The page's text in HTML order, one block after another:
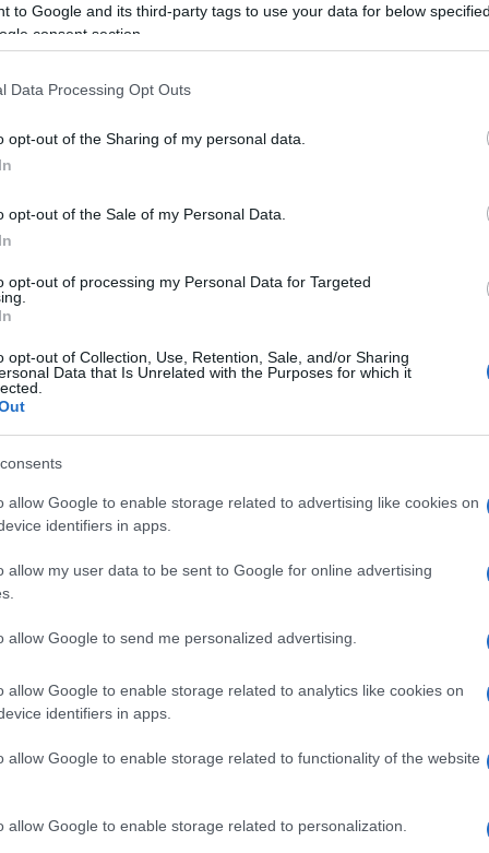
to Google and its third-party tags to use your data for below
consent section.
Data Processing Opt Outs
opt-out of the Sharing of my personal data.
opt-out of the Sale of my Personal Data.
opt-out of processing my Personal Data for Targeted
opt-out of Collection, Use, Retention, Sale, and/or Sharing
Data that Is Unrelated with the Purposes for which it
allow Google to enable storage related to advertising like cookies on
identifiers in apps.
allow my user data to be sent to Google for online advertising
allow Google to send me personalized advertising.
allow Google to enable storage related to analytics like cookies on
identifiers in apps.
allow Google to enable storage related to functionality of the website
allow Google to enable storage related to personalization.
30/20 a ingresos variables es calcular uningreso
ingresos de los últimos seis meses y dividiendo el
para aplicar la regla 50/30/20. Una vez
la regla 50/30/20 según las fluctuaciones
más altos, se puede aumentar el porcentaje
más bajos, se puede reducir el gasto en
Es crucial mantener unfondo de emergencia
separado de las cuentas de gastos diarios y ser
de partida es ahorrar al menos tres meses de gastos
priorizar una tasa menor y aumentarla